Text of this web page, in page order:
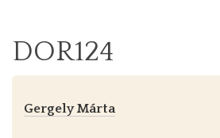
DOR124
Gergely Márta